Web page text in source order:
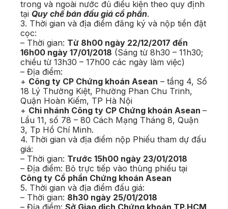
trong và ngoài nước đủ điều kiện theo quy định
tại Quy chế bán đấu giá cổ phần.
3. Thời gian và địa điểm đăng ký và nộp tiền đặt
cọc:
– Thời gian: Từ 8h00 ngày 22/12/2017 đến
16h00 ngày 17/01/2018 (Sáng từ 8h30 – 11h30;
chiều từ 13h30 – 17h00 các ngày làm việc)
– Địa điểm:
+ Công ty CP Chứng khoán Asean – tầng 4, Số
18 Lý Thường Kiệt, Phường Phan Chu Trinh,
Quận Hoàn Kiếm, TP Hà Nội
+ Chi nhánh Công ty CP Chứng khoán Asean –
Lầu 11, số 78 – 80 Cách Mạng Tháng 8, Quận
3, Tp Hồ Chí Minh.
4. Thời gian và địa điểm nộp Phiếu tham dự đấu
giá:
– Thời gian: Trước 15h00 ngày 23/01/2018
– Địa điểm: Bỏ trực tiếp vào thùng phiếu tại
Công ty Cổ phần Chứng khoán Asean
5. Thời gian và địa điểm đấu giá:
– Thời gian: 8h30 ngày 25/01/2018